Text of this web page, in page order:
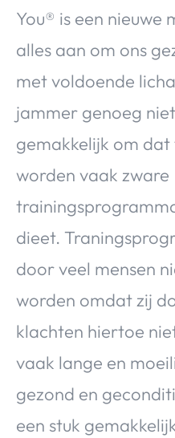
Travel
You® is een nieuwe
alles aan om ons
met voldoende
jammer genoeg
gemakkelijk om
worden vaak zware
dieet.
door veel mensen
worden omdat zij
klachten hiertoe
vaak lange en
gezond en
een stuk